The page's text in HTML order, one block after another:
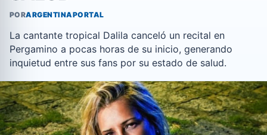
PORARGENTINAPORTAL
La cantante tropical Dalila canceló un recital en
Pergamino a pocas horas de su inicio, generando
inquietud entre sus fans por su estado de salud.